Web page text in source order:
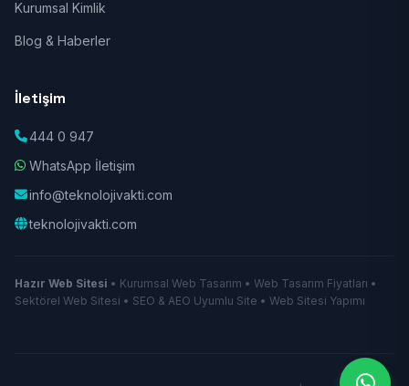
Kurumsal Kimlik
Blog & Haberler
İletişim
444 0 947
WhatsApp İletişim
info@teknolojivakti.com
teknolojivakti.com
Hazır Web Sitesi • Kurumsal Web Tasarım • Web Tasarım Fiyatları •
Sektörel Web Sitesi • SEO & AEO Uyumlu Site • Web Sitesi Yapımı